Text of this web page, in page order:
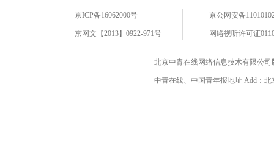
京ICP备16062000号
京网文【2013】0922-971号
京公网安备
网络视听许可证
北京中青在线网络信息技术有限公
中青在线、中国青年报地址 Add：北